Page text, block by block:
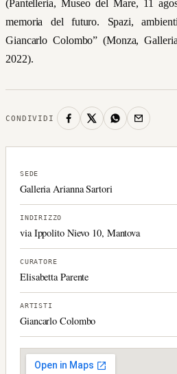
(Pantelleria, Museo del Mare, 11
memoria del futuro. Spazi,
Giancarlo Colombo” (Monza,
2022).
CONDIVIDI
SEDE
Galleria Arianna Sartori
INDIRIZZO
via Ippolito Nievo 10, Mantova
CURATORE
Elisabetta Parente
ARTISTI
Giancarlo Colombo